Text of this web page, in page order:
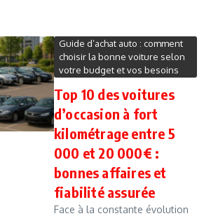
Guide d’achat auto : comment
choisir la bonne voiture selon
votre budget et vos besoins
Top 10 des voitures
d’occasion à fort
kilométrage entre 5
000 et 20 000€ :
bonnes affaires et
fiabilité assurée
Face à la constante évolution